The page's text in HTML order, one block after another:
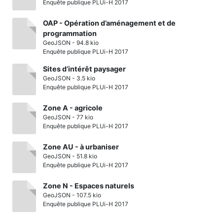
Enquête publique PLUi-H 2017
OAP - Opération d’aménagement et de
programmation
GeoJSON - 94.8 kio
Enquête publique PLUi-H 2017
Sites d’intérêt paysager
GeoJSON - 3.5 kio
Enquête publique PLUi-H 2017
Zone A - agricole
GeoJSON - 77 kio
Enquête publique PLUi-H 2017
Zone AU - à urbaniser
GeoJSON - 51.8 kio
Enquête publique PLUi-H 2017
Zone N - Espaces naturels
GeoJSON - 107.5 kio
Enquête publique PLUi-H 2017